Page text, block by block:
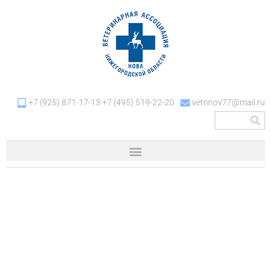
+7 (925) 871-17-13 +7 (495) 519-22-20 vetnnov77@mail.ru